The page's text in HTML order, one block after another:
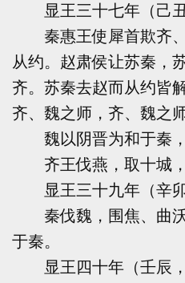
显王三十七年（己丑
秦惠王使犀首欺齐、
从约。赵肃侯让苏秦，
齐。苏秦去赵而从约皆
齐、魏之师，齐、魏之
魏以阴晋为和于秦，
齐王伐燕，取十城，
显王三十九年（辛卯
秦伐魏，围焦、曲沃
于秦。
显王四十年（壬辰，